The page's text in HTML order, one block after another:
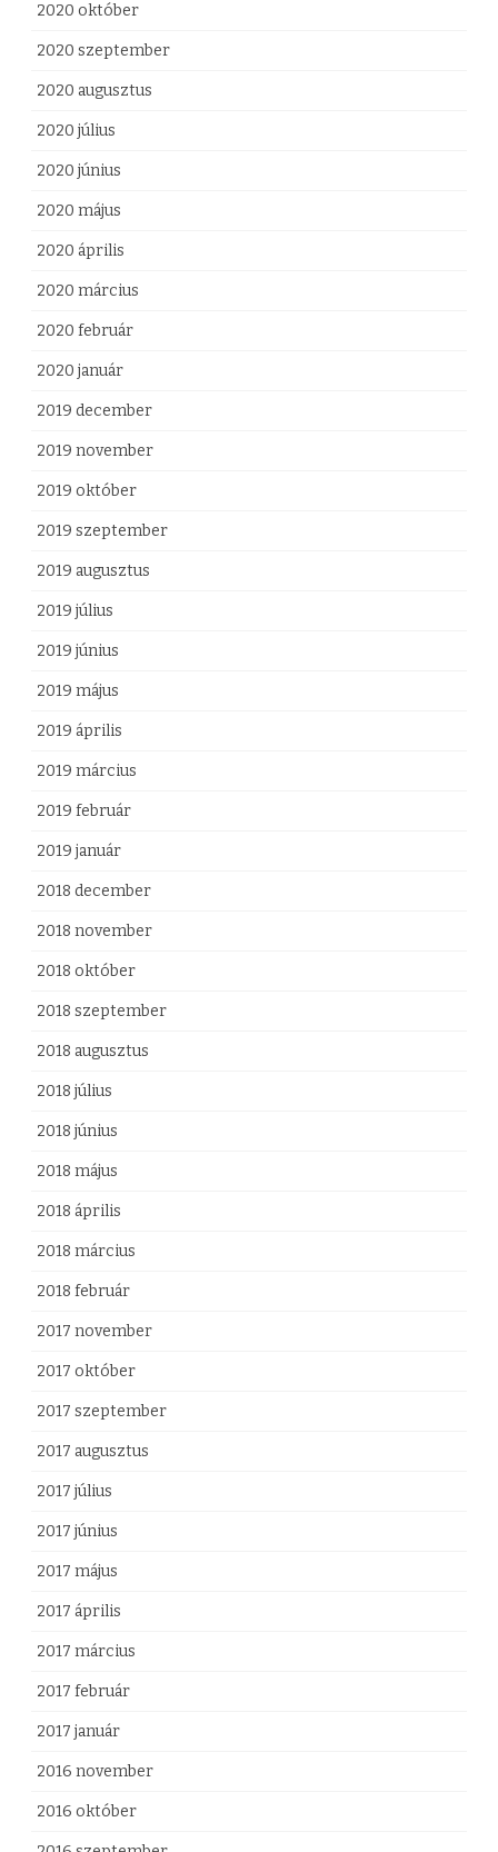
2020 október
2020 szeptember
2020 augusztus
2020 július
2020 június
2020 május
2020 április
2020 március
2020 február
2020 január
2019 december
2019 november
2019 október
2019 szeptember
2019 augusztus
2019 július
2019 június
2019 május
2019 április
2019 március
2019 február
2019 január
2018 december
2018 november
2018 október
2018 szeptember
2018 augusztus
2018 július
2018 június
2018 május
2018 április
2018 március
2018 február
2017 november
2017 október
2017 szeptember
2017 augusztus
2017 július
2017 június
2017 május
2017 április
2017 március
2017 február
2017 január
2016 november
2016 október